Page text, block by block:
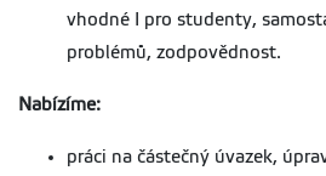
vhodné I pro studenty,
problémů, zodpovědnost.
Nabízíme:
práci na částečný úvazek,